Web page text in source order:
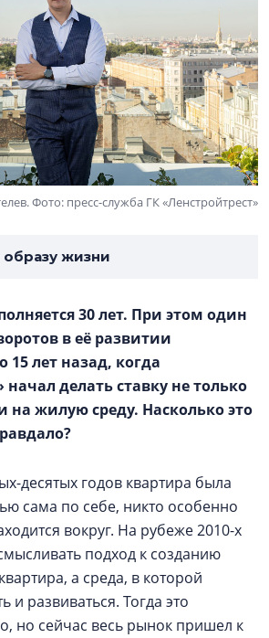
Фото: пресс-служба ГК «Ленстройтрест»
жизни
30 лет. При этом один
в её развитии
15 лет назад, когда
начал делать ставку не только
на жилую среду. Насколько это
десятых годов квартира была
сама по себе, никто особенно
вокруг. На рубеже 2010-х
подход к созданию
а среда, в которой
и развиваться. Тогда это
но сейчас весь рынок пришел к